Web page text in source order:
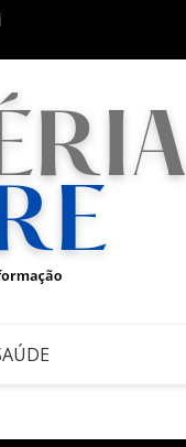
diferença